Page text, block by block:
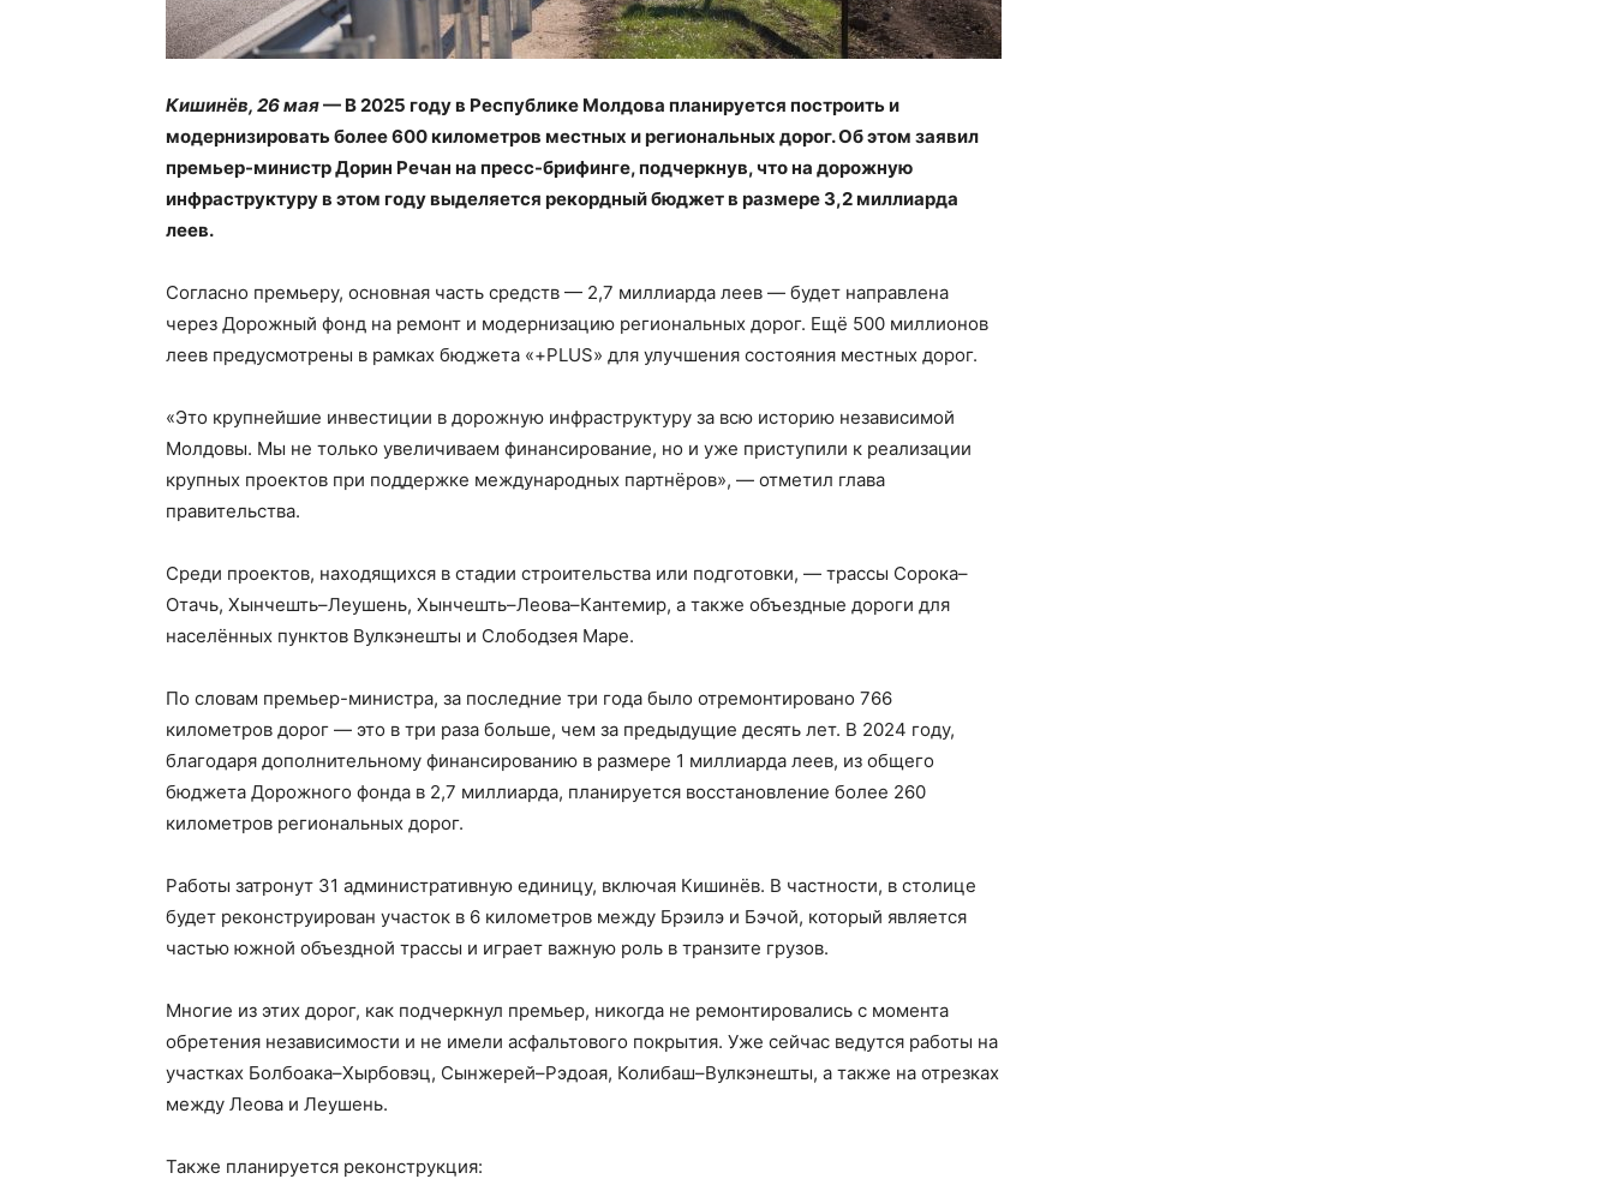
Кишинёв, 26 мая— В 2025 году в Республике Молдова планируется построить и
модернизировать более 600 километров местных и региональных дорог. Об этом заявил
премьер-министр Дорин Речан на пресс-брифинге, подчеркнув, что на дорожную
инфраструктуру в этом году выделяется рекордный бюджет в размере 3,2 миллиарда
леев.
Согласно премьеру, основная часть средств — 2,7 миллиарда леев — будет направлена
через Дорожный фонд на ремонт и модернизацию региональных дорог. Ещё 500 миллионов
леев предусмотрены в рамках бюджета «+PLUS» для улучшения состояния местных дорог.
«Это крупнейшие инвестиции в дорожную инфраструктуру за всю историю независимой
Молдовы. Мы не только увеличиваем финансирование, но и уже приступили к реализации
крупных проектов при поддержке международных партнёров», — отметил глава
правительства.
Среди проектов, находящихся в стадии строительства или подготовки, — трассы Сорока–
Отачь, Хынчешть–Леушень, Хынчешть–Леова–Кантемир, а также объездные дороги для
населённых пунктов Вулкэнешты и Слободзея Маре.
По словам премьер-министра, за последние три года было отремонтировано 766
километров дорог — это в три раза больше, чем за предыдущие десять лет. В 2024 году,
благодаря дополнительному финансированию в размере 1 миллиарда леев, из общего
бюджета Дорожного фонда в 2,7 миллиарда, планируется восстановление более 260
километров региональных дорог.
Работы затронут 31 административную единицу, включая Кишинёв. В частности, в столице
будет реконструирован участок в 6 километров между Брэилэ и Бэчой, который является
частью южной объездной трассы и играет важную роль в транзите грузов.
Многие из этих дорог, как подчеркнул премьер, никогда не ремонтировались с момента
обретения независимости и не имели асфальтового покрытия. Уже сейчас ведутся работы на
участках Болбоака–Хырбовэц, Сынжерей–Рэдоая, Колибаш–Вулкэнешты, а также на отрезках
между Леова и Леушень.
Также планируется реконструкция: